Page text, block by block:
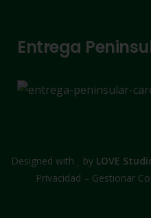
Entrega
Designed with by LOVE
Privacidad – Gestionar